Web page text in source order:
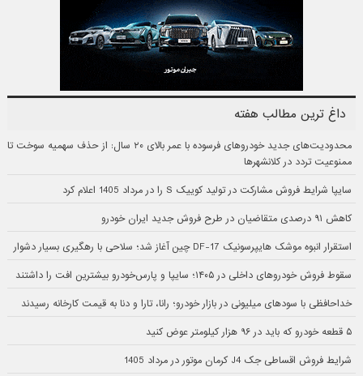
داغ ترین مطالب هفته
محدودیت‌های جدید خودروهای فرسوده با عمر بالای ۲۰ سال: از حذف سهمیه سوخت تا
ممنوعیت تردد در کلانشهرها
سایپا شرایط فروش مشارکت در تولید کوییک S را در مرداد 1405 اعلام کرد
کاهش ۹۱ درصدی متقاضیان در طرح فروش جدید ایران خودرو
استقرار انبوه موشک هایپرسونیک DF-17 چین آغاز شد؛ سلاحی با رهگیری بسیار دشوار
سقوط فروش خودروهای داخلی در ۱۴۰۵؛ سایپا و پارس‌خودرو بیشترین افت را داشتند
خداحافظی با سودهای میلیونی در بازار خودرو؛ رانا، تارا و دنا به قیمت کارخانه رسیدند
۵ قطعه خودرو که باید در ۹۶ هزار کیلومتر عوض کنید
شرایط فروش اقساطی جک J4 کرمان موتور در مرداد 1405